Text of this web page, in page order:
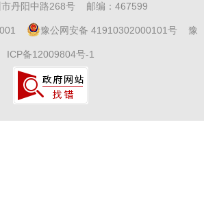
市丹阳中路268号 邮编：467599
豫公网安备 41910302000101号 豫
ICP备12009804号-1